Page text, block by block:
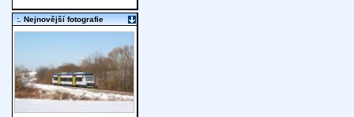
:. Nejnovější fotografie